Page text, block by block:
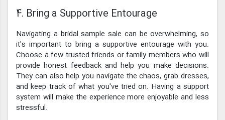
4. Bring a Supportive Entourage
Navigating a bridal sample sale can be overwhelming, so
it's important to bring a supportive entourage with you.
Choose a few trusted friends or family members who will
provide honest feedback and help you make decisions.
They can also help you navigate the chaos, grab dresses,
and keep track of what you've tried on. Having a support
system will make the experience more enjoyable and less
stressful.